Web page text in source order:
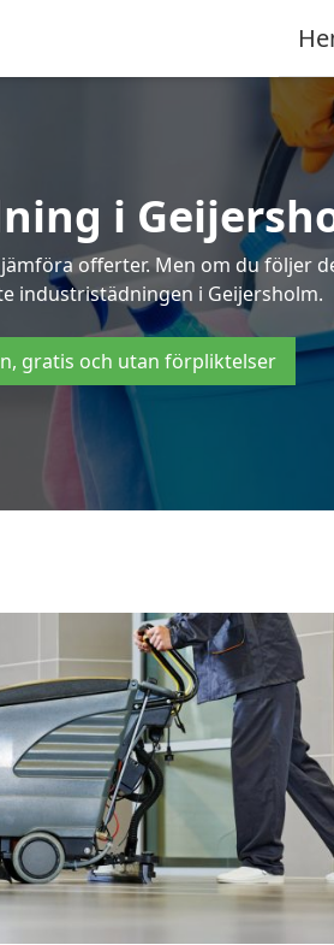
i
offerter. Men om du följer
industristädningen i Geijersholm.
gratis och utan förpliktelser